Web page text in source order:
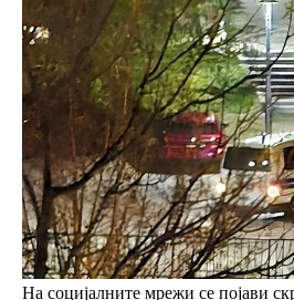
На социјалните мрежи се појави